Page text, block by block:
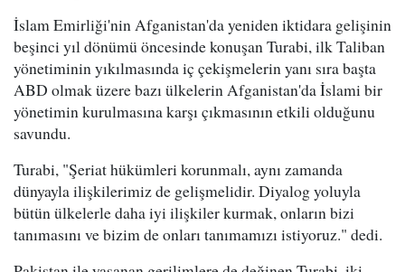
İslam Emirliği'nin Afganistan'da yeniden iktidara gelişinin
beşinci yıl dönümü öncesinde konuşan Turabi, ilk Taliban
yönetiminin yıkılmasında iç çekişmelerin yanı sıra başta
ABD olmak üzere bazı ülkelerin Afganistan'da İslami bir
yönetimin kurulmasına karşı çıkmasının etkili olduğunu
savundu.
Turabi, "Şeriat hükümleri korunmalı, aynı zamanda
dünyayla ilişkilerimiz de gelişmelidir. Diyalog yoluyla
bütün ülkelerle daha iyi ilişkiler kurmak, onların bizi
tanımasını ve bizim de onları tanımamızı istiyoruz." dedi.